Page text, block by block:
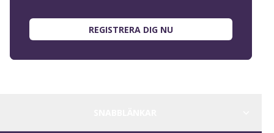
REGISTRERA DIG NU